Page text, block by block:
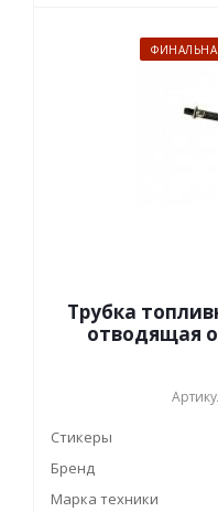
Трубка
отводящая
Стикеры
Бренд
Марка техники